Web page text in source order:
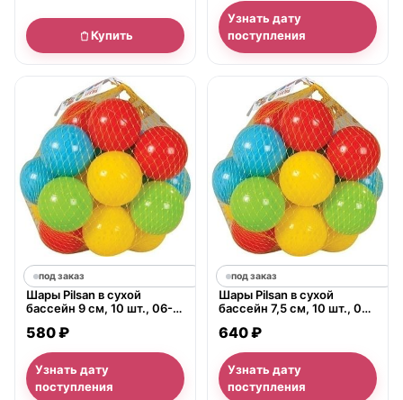
Купить
Узнать дату
поступления
под заказ
Шары Pilsan в сухой
бассейн 9 см, 10 шт., 06-
580 ₽
Узнать дату
поступления
под заказ
Шары Pilsan в сухой
бассейн 7,5 см, 10 шт., 06-
640 ₽
Узнать дату
поступления